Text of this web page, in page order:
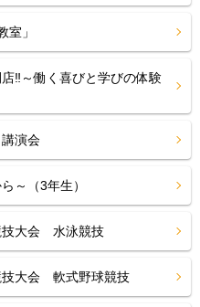
」
‼︎～働く喜びと学びの体験
演会
～（3年生）
技大会 水泳競技
技大会 軟式野球競技